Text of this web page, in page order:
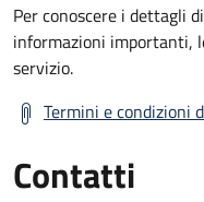
Per conoscere i dettagli
informazioni importanti,
servizio.
Termini e condizioni
Contatti